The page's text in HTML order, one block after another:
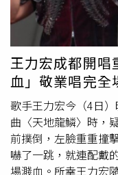
發動多次越境軍事行
晚間前往土耳其首都
組織（NATO）峰會
宮稍早則透露，川普
晤。目前法國並不同
主黨（Hezbollah）問
支持的真主黨仍持續
入黎巴嫩事務。
們來說才是最重要」
出來！安全第一好嗎
就好」。根據現場情
間。王力宏跌倒後，
撞擊導致外耳軟骨受
針，合計39針，傷勢
到此事，表示當時受
出的態度留下深刻印
透過演出帶給歌迷力
定規劃進行，外界也
他在兼顧演出的同時
王力宏成都開唱
血」敬業唱完
歌手王力宏今（4日
曲〈天地龍鱗〉時，
前撲倒，左臉重重撞
嚇了一跳，就連配戴
場濺血。所幸王力宏